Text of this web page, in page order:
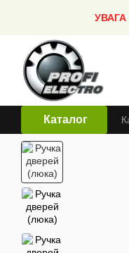
Каталог